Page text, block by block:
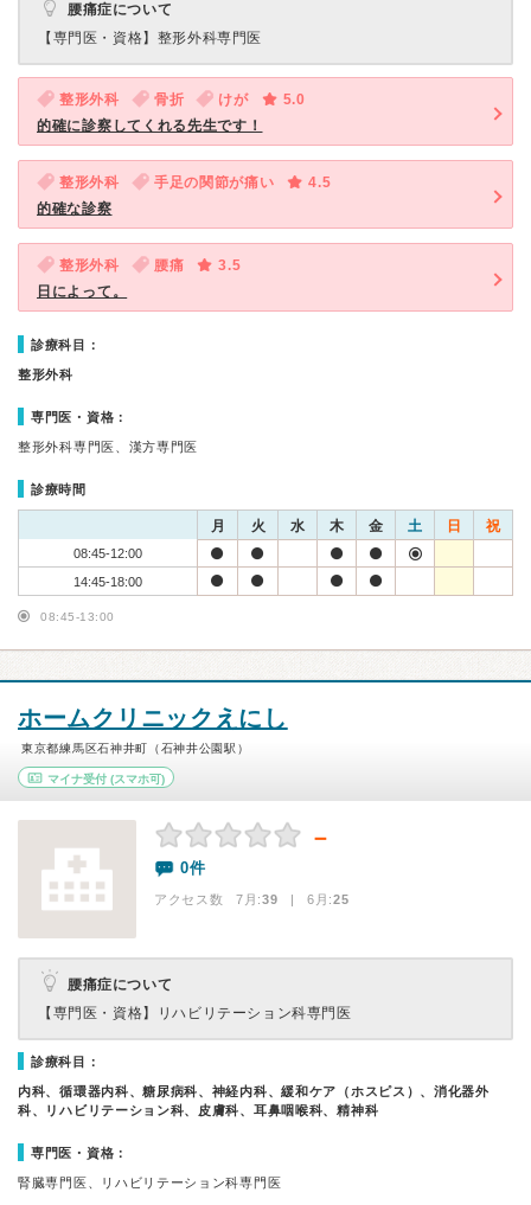
腰痛症について
【専門医・資格】 整形外科専門医
整形外科 骨折 けが
5.0
的確に診察してくれる先生です！
整形外科 手足の関節が痛い
4.5
的確な診察
整形外科 腰痛
3.5
日によって。
診療科目：
整形外科
専門医・資格：
整形外科専門医、漢方専門医
診療時間
月 火 水 木 金 土 日 祝
08:45-12:00
14:45-18:00
08:45-13:00
ホームクリニックえにし
東京都練馬区石神井町（石神井公園駅）
マイナ受付 (スマホ可)
－
0件
アクセス数 7月:39 | 6月:25
腰痛症について
【専門医・資格】
リハビリテーション科専門医
診療科目：
内科、循環器内科、糖尿病科、神経内科、緩和ケア（ホスピス）、消化器外
科、リハビリテーション科、皮膚科、耳鼻咽喉科、精神科
専門医・資格：
腎臓専門医、リハビリテーション科専門医